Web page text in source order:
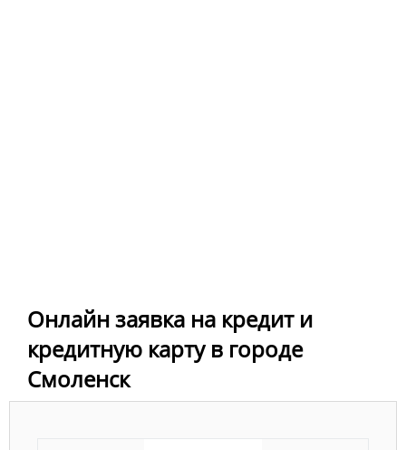
Онлайн заявка на кредит и
кредитную карту в городе
Смоленск